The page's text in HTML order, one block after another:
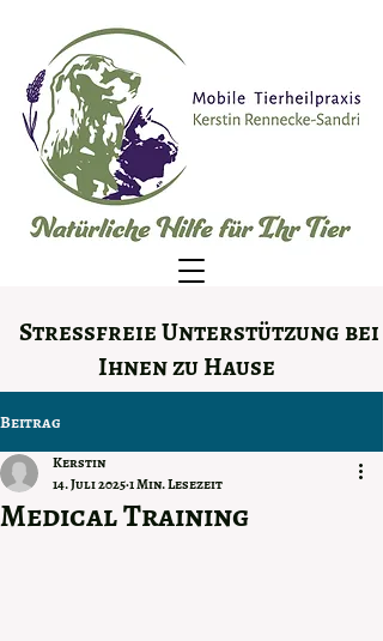
Stressfreie Unterstützung bei
Ihnen zu Hause
Beitrag
Medical Training
Kerstin
14. Juli 20251 Min. Lesezeit